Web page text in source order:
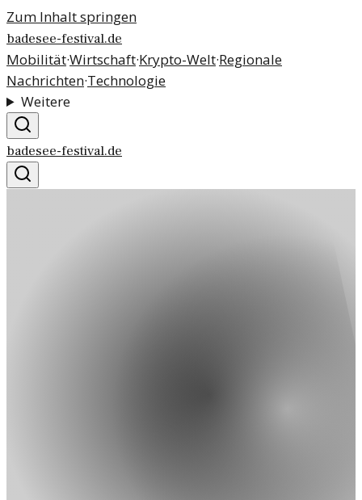
Zum Inhalt springen
badesee-festival.de
Mobilität·Wirtschaft·Krypto-Welt·Regionale
Nachrichten·Technologie
Weitere
badesee-festival.de